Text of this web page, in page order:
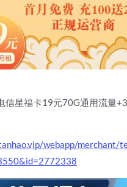
信星福卡19元70G通用流量
webapp/merchant/